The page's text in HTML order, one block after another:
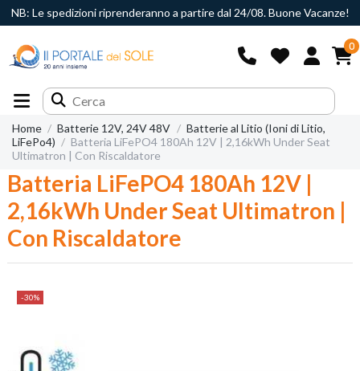
NB: Le spedizioni riprenderanno a partire dal 24/08. Buone Vacanze!
0
Home Batterie 12V, 24V 48V
Batterie al Litio (Ioni di Litio,
LiFePo4)
Batteria LiFePO4 180Ah 12V | 2,16kWh Under Seat
Ultimatron | Con Riscaldatore
Batteria LiFePO4 180Ah 12V |
2,16kWh Under Seat Ultimatron |
Con Riscaldatore
-30%